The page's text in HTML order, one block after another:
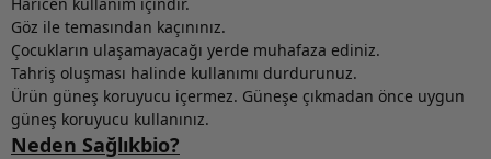
Göz ile temasından kaçınınız.
Çocukların ulaşamayacağı yerde muhafaza ediniz.
Tahriş oluşması halinde kullanımı durdurunuz.
Ürün güneş koruyucu içermez. Güneşe çıkmadan önce uygun
güneş koruyucu kullanınız.
Neden Sağlıkbio?